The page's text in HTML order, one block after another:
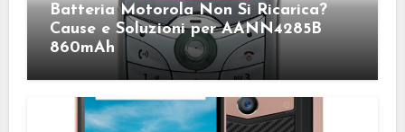
Batteria Motorola Non Si Ricarica?
Cause e Soluzioni per AANN4285B
860mAh